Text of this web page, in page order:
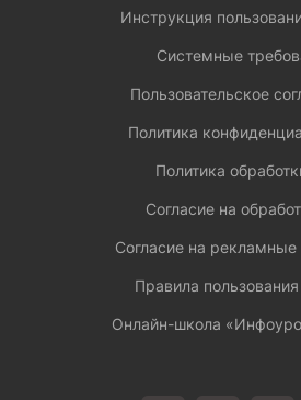
Инструкция
Системные
Пользовательское
Политика
Политика
Согласие на
Согласие на
Правила
Онлайн-школа